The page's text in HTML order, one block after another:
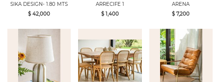
SIKA DESIGN- 1.80 MTS
$ 42,000
ARRECIFE 1
$ 1,400
ARENA
$ 7,200